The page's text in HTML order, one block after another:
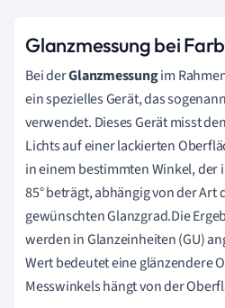
Glanzmessung bei
Bei derGlanzmessungim
ein spezielles Gerät, das
verwendet. Dieses Gerät misst
Lichts auf einer lackierten
in einem bestimmten Winkel, der
85° beträgt, abhängig von der
gewünschten Glanzgrad.Die
werden in Glanzeinheiten (GU)
Wert bedeutet eine glänzendere
Messwinkels hängt von der